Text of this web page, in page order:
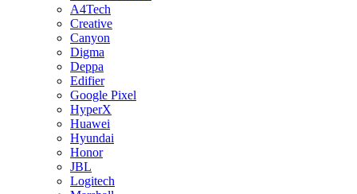
A4Tech
Creative
Canyon
Digma
Deppa
Edifier
Google Pixel
HyperX
Huawei
Hyundai
Honor
JBL
Logitech